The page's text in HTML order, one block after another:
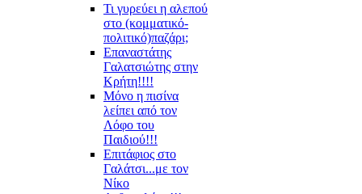
Τι γυρεύει η αλεπού
στο (κομματικό-
πολιτικό)παζάρι;
Επαναστάτης
Γαλατσιώτης στην
Κρήτη!!!!
Μόνο η πισίνα
λείπει από τον
Λόφο του
Παιδιού!!!
Επιτάφιος στο
Γαλάτσι...με τον
Νίκο